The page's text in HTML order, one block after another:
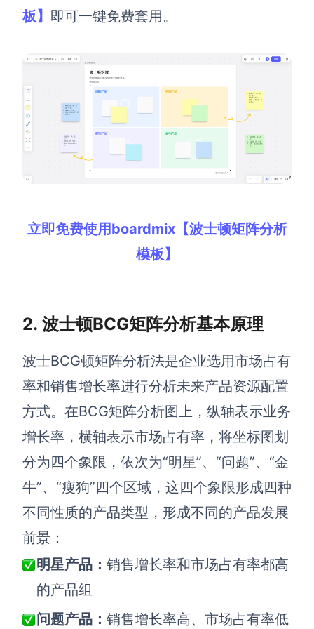
ER图
查看所有场景
AI生成流程图
AI生成用户旅程图
AI生成鱼骨图
AI生成甘特图
AI生成组织结构图
战略与流程设计
AI生成商业画布
AI生成SWOT分析
AI生成PEST分析
AI生成5Why分析
AI生成平衡计分卡
AI生成时间管理四象限
AI生成胜任力模型
数据分析与策略
AI生成用户画像 AI生成PPT
板】 即可一键免费套用。
立即免费使用boardmix【波士顿矩阵分析
模板】
2. 波士顿BCG矩阵分析基本原理
波士BCG顿矩阵分析法是企业选用市场占有
率和销售增长率进行分析未来产品资源配置
方式。在BCG矩阵分析图上，纵轴表示业务
增长率，横轴表示市场占有率，将坐标图划
分为四个象限，依次为“明星”、“问题”、“金
牛”、“瘦狗”四个区域，这四个象限形成四种
不同性质的产品类型，形成不同的产品发展
前景：
明星产品： 销售增长率和市场占有率都高
的产品组
问题产品： 销售增长率高、市场占有率低